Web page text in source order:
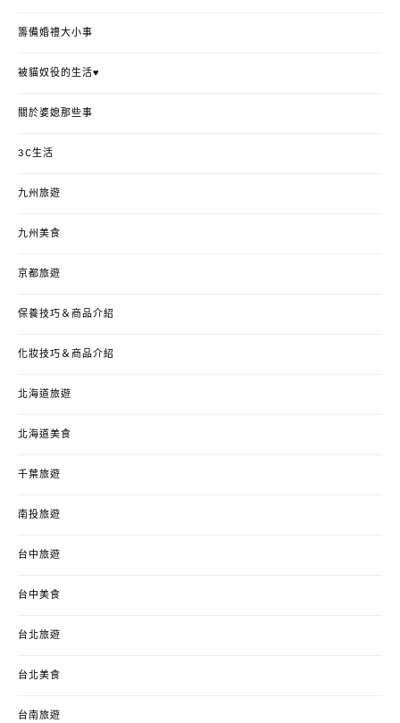
籌備婚禮大小事
被貓奴役的生活♥
關於婆媳那些事
3C生活
九州旅遊
九州美食
京都旅遊
保養技巧＆商品介紹
化妝技巧＆商品介紹
北海道旅遊
北海道美食
千葉旅遊
南投旅遊
台中旅遊
台中美食
台北旅遊
台北美食
台南旅遊